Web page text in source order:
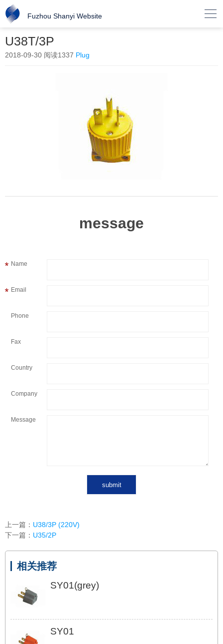
Fuzhou Shanyi Website 
U38T/3P
2018-09-30 阅读1337 Plug
message
Name
Email
Phone
Fax
Country
Company
Message
上一篇： U38/3P (220V)
下一篇： U35/2P
相关推荐
SY01(grey)
SY01